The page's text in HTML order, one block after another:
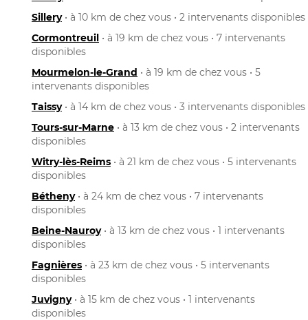
Sillery• à 10 km de chez vous • 2 intervenants disponibles
Cormontreuil • à 19 km de chez vous • 7 intervenants
disponibles
Mourmelon-le-Grand • à 19 km de chez vous • 5
intervenants disponibles
Taissy• à 14 km de chez vous • 3 intervenants disponibles
Tours-sur-Marne • à 13 km de chez vous • 2 intervenants
disponibles
Witry-lès-Reims • à 21 km de chez vous • 5 intervenants
disponibles
Bétheny• à 24 km de chez vous • 7 intervenants
disponibles
Beine-Nauroy• à 13 km de chez vous • 1 intervenants
disponibles
Fagnières • à 23 km de chez vous • 5 intervenants
disponibles
Juvigny• à 15 km de chez vous • 1 intervenants
disponibles